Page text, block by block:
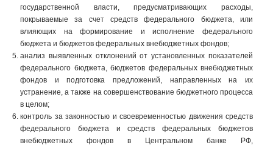
государственной власти, предусматривающих расходы,
покрываемые за счет средств федерального бюджета, или
влияющих на формирование и исполнение федерального
бюджета и бюджетов федеральных внебюджетных фондов;
анализ выявленных отклонений от установленных показателей
федерального бюджета, бюджетов федеральных внебюджетных
фондов и подготовка предложений, направленных на их
устранение, а также на совершенствование бюджетного процесса
в целом;
контроль за законностью и своевременностью движения средств
федерального бюджета и средств федеральных бюджетов
внебюджетных фондов в Центральном банке РФ,